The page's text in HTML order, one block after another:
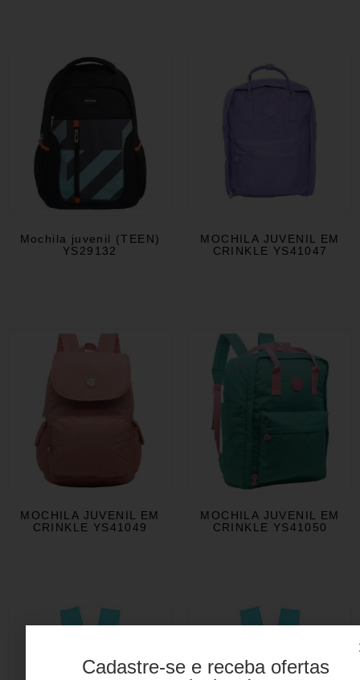
Mochila juvenil (TEEN)
YS29132
MOCHILA JUVENIL EM
CRINKLE YS41047
MOCHILA JUVENIL EM
CRINKLE YS41049
MOCHILA JUVENIL EM
CRINKLE YS41050
Cadastre-se e receba ofertas